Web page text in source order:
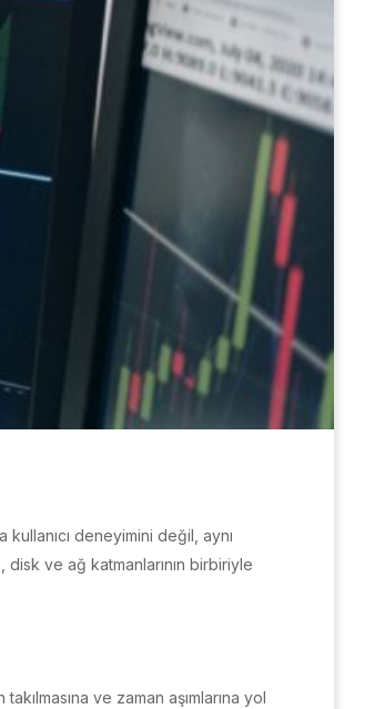
kullanıcı deneyimini değil, aynı
ve ağ katmanlarının birbiriyle
ve zaman aşımlarına yol